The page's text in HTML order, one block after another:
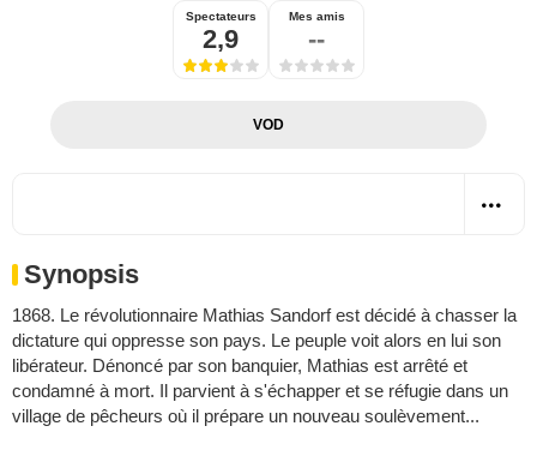
Spectateurs
2,9
Mes amis
--
VOD
Synopsis
1868. Le révolutionnaire Mathias Sandorf est décidé à chasser la
dictature qui oppresse son pays. Le peuple voit alors en lui son
libérateur. Dénoncé par son banquier, Mathias est arrêté et
condamné à mort. Il parvient à s'échapper et se réfugie dans un
village de pêcheurs où il prépare un nouveau soulèvement...